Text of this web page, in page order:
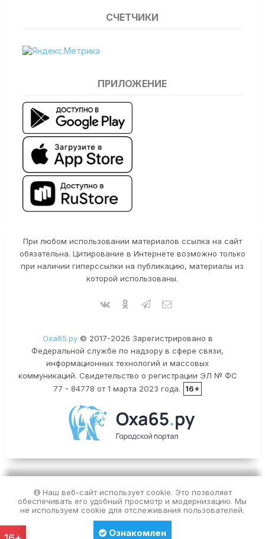
СЧЕТЧИКИ
ПРИЛОЖЕНИЕ
При любом использовании материалов ссылка на сайт
обязательна. Цитирование в Интернете возможно только
при наличии гиперссылки на публикацию, материалы из
которой использованы.
Оха65.ру© 2017-2026 Зарегистрировано в
Федеральной службе по надзору в сфере связи,
информационных технологий и массовых
коммуникаций. Свидетельство о регистрации ЭЛ № ФС
77 - 84778 от 1 марта 2023 года.
16+
Наш веб-сайт использует cookie. Это позволяет
обеспечивать его удобный просмотр и модернизацию. Мы
не используем cookie для отслеживания пользователей.
Ознакомлен